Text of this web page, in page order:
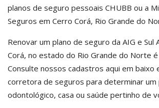
planos de seguro pessoais CHUBB ou a
Seguros em Cerro Corá, Rio Grande do
Renovar um plano de seguro da AIG e Sul
Corá, no estado do Rio Grande do Norte
Consulte nossos cadastros aqui em baixo
corretora de seguros para determinar um
odontológico, casa ou saúde pertinho de